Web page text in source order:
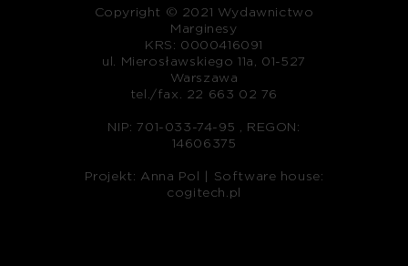
Copyright © 2021 Wydawnictwo
Marginesy
KRS: 0000416091
ul. Mierosławskiego 11a, 01-527
Warszawa
tel./fax. 22 663 02 76
NIP: 701-033-74-95 , REGON:
14606375
Projekt: Anna Pol |
Software house:
cogitech.pl